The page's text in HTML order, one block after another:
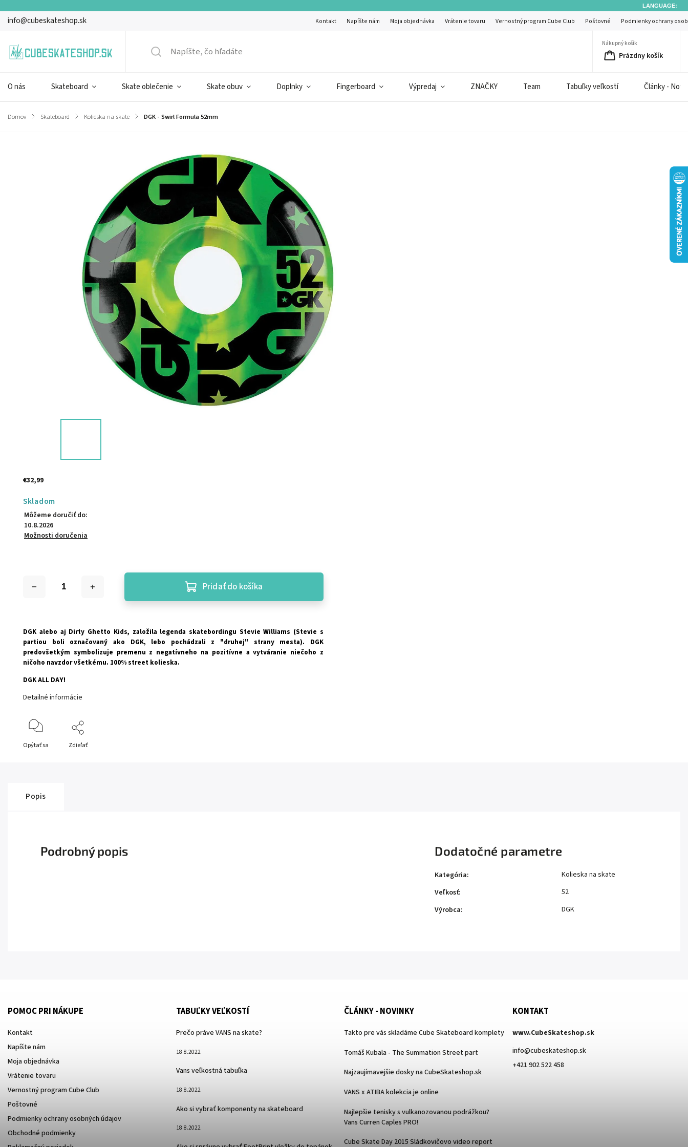
LANGUAGE:
info@cubeskateshop.sk Kontakt Napíšte nám Moja objednávka Vrátenie tovaru Vernostný program Cube Club Poštovné Podmienky ochrany
Nákupný košík
Prázdny košík
O nás Skateboard Skate oblečenie Skate obuv Doplnky Fingerboard Výpredaj ZNAČKY Team Tabuľky veľkostí Články -
Domov / Skateboard / Kolieska na skate / DGK - Swirl Formula 52mm
€32,99
Skladom
Môžeme doručiť do:
10.8.2026
Možnosti doručenia
Pridať do košíka
DGK alebo aj Dirty Ghetto Kids, založila legenda skatebordingu Stevie Williams (Stevie s
partiou boli označovaný ako DGK, lebo pochádzali z "druhej" strany mesta). DGK
predovšetkým symbolizuje premenu z negatívneho na pozitívne a vytváranie niečoho z
ničoho navzdor všetkému. 100% street kolieska.
DGK ALL DAY!
Detailné informácie
Opýtať sa Zdieľať
Popis
Podrobný popis Dodatočné parametre
Kategória:
Kolieska na skate
Veľkosť:
52
Výrobca: DGK
POMOC PRI NÁKUPE
Kontakt
Napíšte nám
Moja objednávka
Vrátenie tovaru
Vernostný program Cube Club
Poštovné
Podmienky ochrany osobných údajov
Obchodné podmienky
TABUĽKY VEĽKOSTÍ
Prečo práve VANS na skate?
18.8.2022
Vans veľkostná tabuľka
18.8.2022
Ako si vybrať komponenty na skateboard
18.8.2022
ČLÁNKY - NOVINKY
Takto pre vás skladáme Cube Skateboard komplety
Tomáš Kubala - The Summation Street part
Najzaujímavejšie dosky na CubeSkateshop.sk
VANS x ATIBA kolekcia je online
Najlepšie tenisky s vulkanozovanou podrážkou?
Vans Curren Caples PRO!
Cube Skate Day 2015 Sládkovičovo video report
KONTAKT
www.CubeSkateshop.sk
info@cubeskateshop.sk
+421 902 522 458